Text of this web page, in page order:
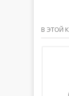
В ЭТОЙ